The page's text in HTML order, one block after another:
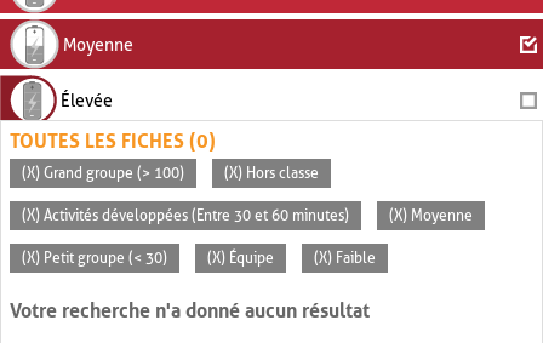
Moyenne
Élevée
TOUTES LES FICHES (0)
(X) Grand groupe (> 100) (X) Hors classe
(X) Activités développées (Entre 30 et 60 minutes) (X) Moyenne
(X) Petit groupe (< 30) (X) Équipe (X) Faible
Votre recherche n'a donné aucun résultat